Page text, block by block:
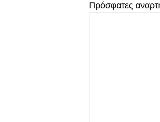
Πρόσφατες